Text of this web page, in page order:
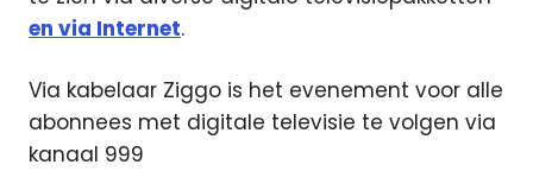
en via Internet.
Via kabelaar Ziggo is het evenement voor alle
abonnees met digitale televisie te volgen via
kanaal 999